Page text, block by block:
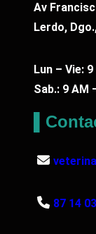
Av
Lerdo,
Lun – Vie:
Sab.: 9 AM
87 14